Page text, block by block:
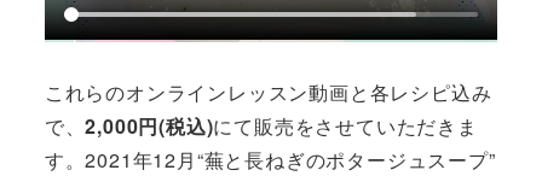
これらのオンラインレッスン動画と各レシピ込み
で、2,000円(税込)にて販売をさせていただきま
す。2021年12月“蕪と長ねぎのポタージュスープ”